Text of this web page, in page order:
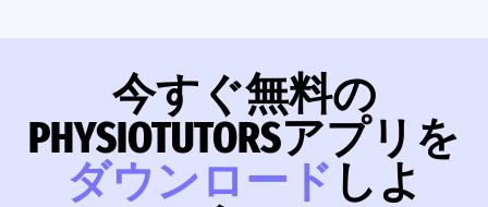
今すぐ無料の
PHYSIOTUTORSアプリを
ダウンロード しよ